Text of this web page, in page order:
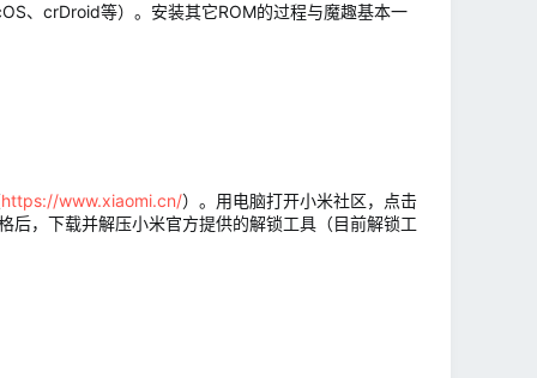
、crDroid等）。安装其它ROM的过程与魔趣基本一
https://www.xiaomi.cn/）。用电脑打开小米社区，点击
后，下载并解压小米官方提供的解锁工具（目前解锁工